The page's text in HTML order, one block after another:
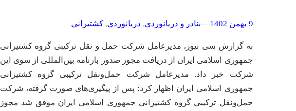
9 بهمن 1402 –
–بنادر و دریانوردی, دریانوردی, کشتیرانی
به گزارش سی نیوز، مدیرعامل شرکت حمل و نقل ترکیبی گروه کشتیرانی
جمهوری اسلامی ایران از دریافت مجوز صدور بارنامه بین‌المللی از سوی این
شرکت خبر داد. مدیرعامل شرکت حمل‌و‌نقل ترکیبی گروه کشتیرانی
جمهوری اسلامی ایران اظهار کرد: پس از پیگیری‌های صورت گرفته، شرکت
حمل‌و‌نقل ترکیبی گروه کشتیرانی جمهوری اسلامی ایران موفق شد مجوز